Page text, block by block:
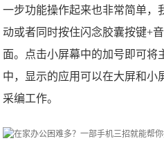
一步功能操作起来也非常简单，
动或者同时按住闪念胶囊按键+
面。点击小屏幕中的加号即可将
中，显示的应用可以在大屏和小
采编工作。